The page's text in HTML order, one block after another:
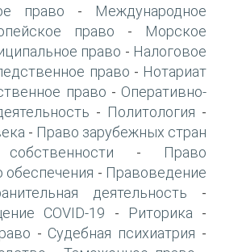
право -
Международное
право -
Морское
право - Налоговое
право - Нотариат
право - Оперативно-
- Политология -
- Право зарубежных стран
-
Право
обеспечения - Правоведение
деятельность -
COVID-19 - Риторика -
- Судебная психиатрия -